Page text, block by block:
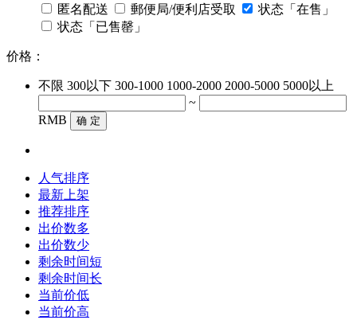
匿名配送
郵便局/便利店受取
状态「在售」
状态「已售罄」
价格：
不限 300以下 300-1000 1000-2000 2000-5000 5000以上
~
RMB
确 定
人气排序
最新上架
推荐排序
出价数多
出价数少
剩余时间短
剩余时间长
当前价低
当前价高